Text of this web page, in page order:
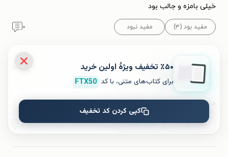
خیلی بامزه و جالب بود
مفید بود (۳) مفید نبود ۰
Zahra Darvishi
توصیه می‌کنم.
مثل بقیه جلد ها قشنگ بود🌺🌼
مفید بود (۵) مفید نبود (۲) ۰
٪۵۰ تخفیف ویژۀ اولین خرید
برای کتاب‌های متنی، با کد FTX50
کپی کردن کد تخفیف